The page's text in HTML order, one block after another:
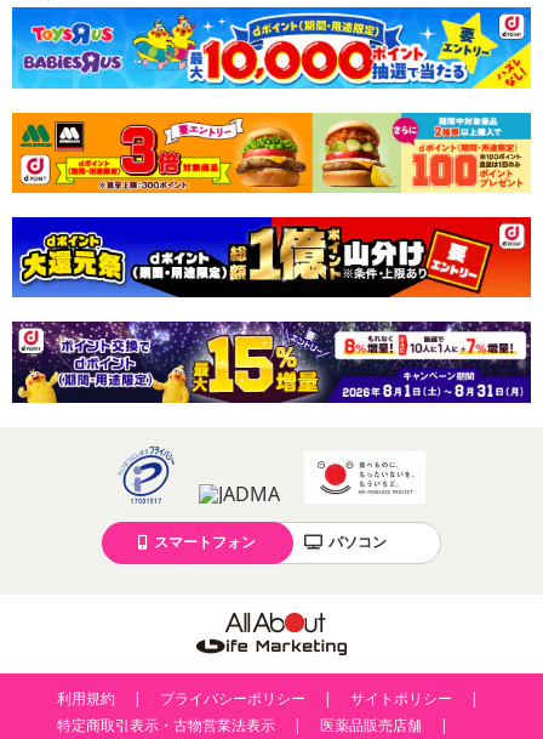
スマートフォン パソコン
利用規約 プライバシーポリシー
サイトポリシー
特定商取引表示・古物営業法表示
医薬品販売店舗